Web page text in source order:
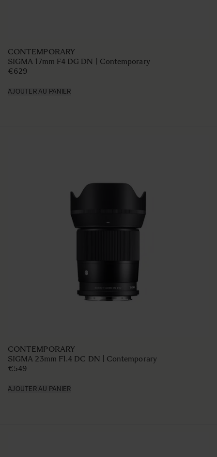
CONTEMPORARY
SIGMA 17mm F4 DG DN | Contemporary
€629
AJOUTER AU PANIER
CONTEMPORARY
SIGMA 23mm F1.4 DC DN | Contemporary
€549
AJOUTER AU PANIER